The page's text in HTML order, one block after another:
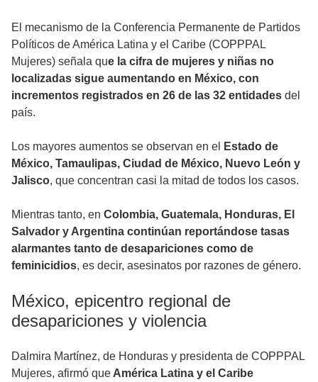
El mecanismo de la Conferencia Permanente de Partidos
Políticos de América Latina y el Caribe (COPPPAL
Mujeres) señala que la cifra de mujeres y niñas no
localizadas sigue aumentando en México, con
incrementos registrados en 26 de las 32 entidades del
país.
Los mayores aumentos se observan en el
Estado de
México, Tamaulipas, Ciudad de México, Nuevo León y
Jalisco, que concentran casi la mitad de todos los casos.
Mientras tanto, en Colombia, Guatemala, Honduras, El
Salvador y Argentina continúan reportándose tasas
alarmantes tanto de desapariciones como de
feminicidios, es decir, asesinatos por razones de género.
México, epicentro regional de
desapariciones y violencia
Dalmira Martínez, de Honduras y presidenta de COPPPAL
Mujeres, afirmó que América Latina y el Caribe